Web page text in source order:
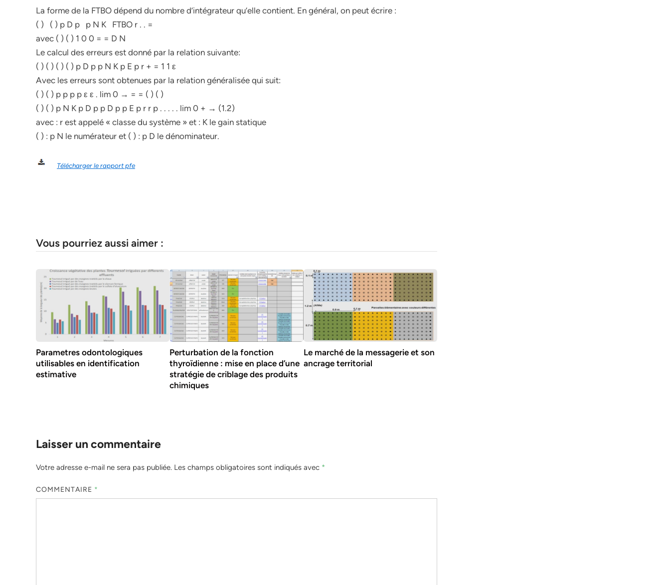
La forme de la FTBO dépend du nombre d’intégrateur qu’elle contient. En général, on peut écrire :
( ) ( ) p D p p N K FTBO r . . =
avec ( ) ( ) 1 0 0 = = D N
Le calcul des erreurs est donné par la relation suivante:
( ) ( ) ( ) ( ) p D p p N K p E p r + = 1 1 ε
Avec les erreurs sont obtenues par la relation généralisée qui suit:
( ) ( ) p p p p ε ε . lim 0 → = = ( ) ( )
( ) ( ) p N K p D p p D p p E p r r p . . . . . lim 0 + → (1.2)
avec : r est appelé « classe du système » et : K le gain statique
( ) : p N le numérateur et ( ) : p D le dénominateur.
Télécharger le rapport pfe
Vous pourriez aussi aimer :
Parametres odontologiques
utilisables en identification
estimative
Perturbation de la fonction
thyroïdienne : mise en place d’une
stratégie de criblage des produits
chimiques
Le marché de la messagerie et son
ancrage territorial
Laisser un commentaire
Votre adresse e-mail ne sera pas publiée. Les champs obligatoires sont indiqués avec *
COMMENTAIRE *